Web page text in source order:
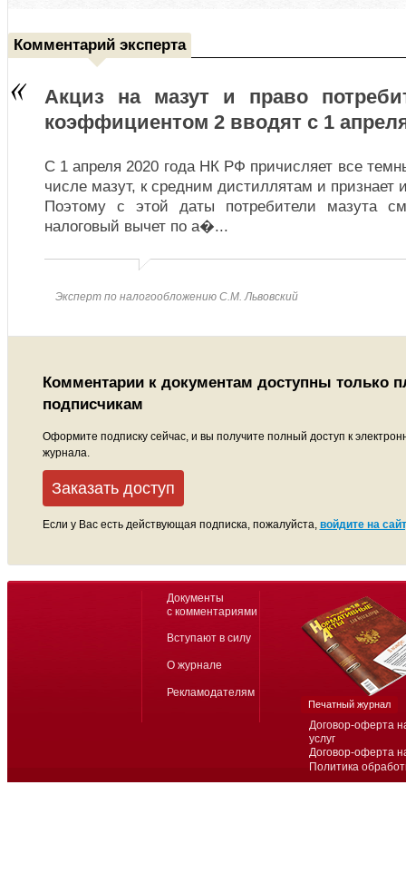
Комментарий эксперта
Акциз на мазут и право
коэффициентом 2 вводят с 1
С 1 апреля 2020 года НК РФ причисляет все
числе мазут, к средним дистиллятам и признает
Поэтому с этой даты потребители мазута
налоговый вычет по а�...
Эксперт по налогообложению С.М. Львовский
Комментарии к документам доступны только
подписчикам
Оформите подписку сейчас, и вы получите полный доступ к
журнала.
Заказать доступ
Если у Вас есть действующая подписка, пожалуйста, войдите на
Договор-оферта
услуг
Договор-оферта
Политика
Документы
с комментариями
Вступают в силу
О журнале
Рекламодателям
Печатный журнал